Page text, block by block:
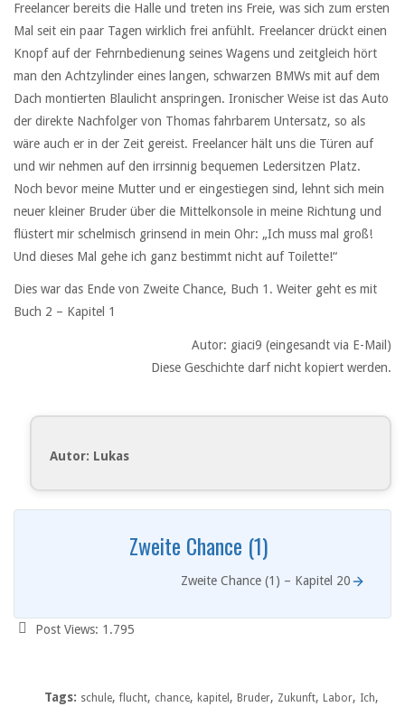
Freelancer bereits die Halle und treten ins Freie, was sich zum ersten
Mal seit ein paar Tagen wirklich frei anfühlt. Freelancer drückt einen
Knopf auf der Fehrnbedienung seines Wagens und zeitgleich hört
man den Achtzylinder eines langen, schwarzen BMWs mit auf dem
Dach montierten Blaulicht anspringen. Ironischer Weise ist das Auto
der direkte Nachfolger von Thomas fahrbarem Untersatz, so als
wäre auch er in der Zeit gereist. Freelancer hält uns die Türen auf
und wir nehmen auf den irrsinnig bequemen Ledersitzen Platz.
Noch bevor meine Mutter und er eingestiegen sind, lehnt sich mein
neuer kleiner Bruder über die Mittelkonsole in meine Richtung und
flüstert mir schelmisch grinsend in mein Ohr: „Ich muss mal groß!
Und dieses Mal gehe ich ganz bestimmt nicht auf Toilette!“
Dies war das Ende von Zweite Chance, Buch 1. Weiter geht es mit
Buch 2 – Kapitel 1
Autor: giaci9 (eingesandt via E-Mail)
Diese Geschichte darf nicht kopiert werden.
Autor: Lukas
Zweite Chance (1)
Zweite Chance (1) – Kapitel 20
Post Views: 1.795
Tags: schule,flucht, chance, kapitel , Bruder, Zukunft, Labor, Ich,